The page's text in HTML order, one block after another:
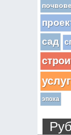
сад
эпоха